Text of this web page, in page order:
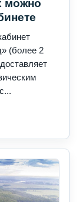
можно
(более 2